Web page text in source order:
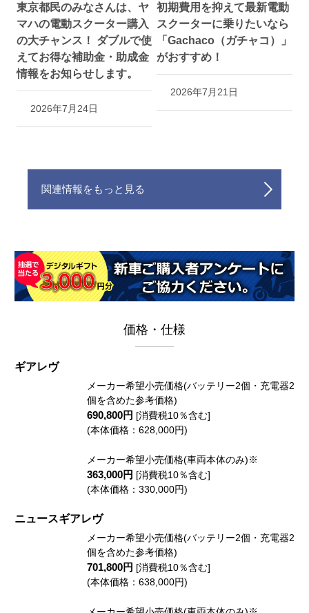
東京都民のみなさんは、ヤ
マハの電動スクーター購入
の大チャンス！ ダブルで使
えてお得な補助金・助成金
情報をお知らせします。
2026年7月24日
初期費用を抑えて最新電動
スクーターに乗りたいなら
「Gachaco（ガチャコ）」
がおすすめ！
2026年7月21日
関連情報をもっと見る
価格・仕様
ギアレヴ
メーカー希望小売価格(バッテリー2個・充電器2
個を含めた参考価格)
690,800円 [消費税10％含む]
(本体価格：628,000円)
メーカー希望小売価格(車両本体のみ)※
363,000円 [消費税10％含む]
(本体価格：330,000円)
ニュースギアレヴ
メーカー希望小売価格(バッテリー2個・充電器2
個を含めた参考価格)
701,800円 [消費税10％含む]
(本体価格：638,000円)